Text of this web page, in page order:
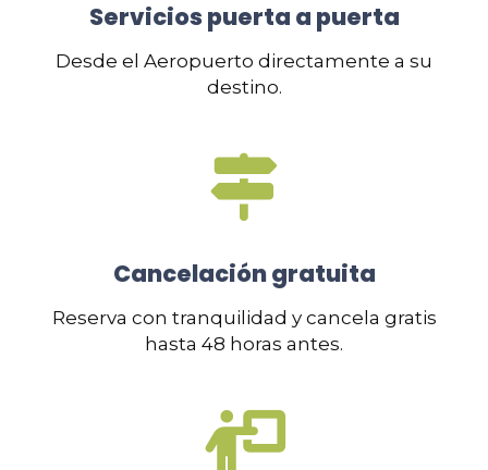
Servicios puerta a puerta
Desde el Aeropuerto directamente a su
destino.
Cancelación gratuita
Reserva con tranquilidad y cancela gratis
hasta 48 horas antes.